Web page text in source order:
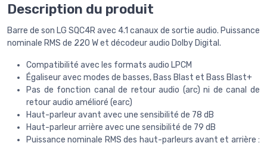
Description du produit
Barre de son LG SQC4R avec 4.1 canaux de sortie audio. Puissance
nominale RMS de 220 W et décodeur audio Dolby Digital.
Compatibilité avec les formats audio LPCM
Égaliseur avec modes de basses, Bass Blast et Bass Blast+
Pas de fonction canal de retour audio (arc) ni de canal de
retour audio amélioré (earc)
Haut-parleur avant avec une sensibilité de 78 dB
Haut-parleur arrière avec une sensibilité de 79 dB
Puissance nominale RMS des haut-parleurs avant et arrière :